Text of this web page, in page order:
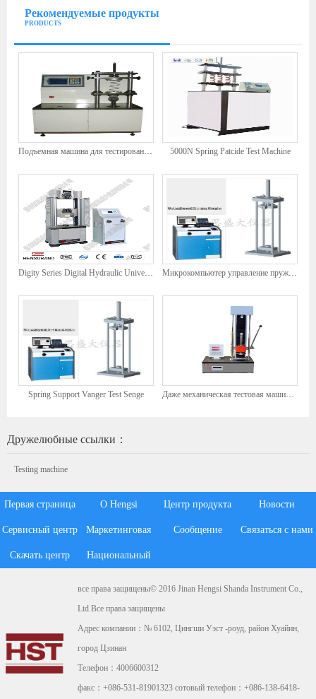
Рекомендуемые продукты
PRODUCTS
Подъемная машина для тестирования на усталость 5000N Spring Patcide Test Machine
Digity Series Digital Hydraulic Universal Testing Machine Микрокомпьютер управление пружинной подсудительной подвеской Универсальная испытательная скамья
Spring Support Vanger Test Senge Даже механическая тестовая машина для тестового натяжения цифрового отображения
Дружелюбные ссылки：
Testing machine
Первая страница О Hengsi Центр продукта Новости
Сервисный центр Маркетинговая
система
Сообщение Связаться с нами
Скачать центр Национальный
все права защищены© 2016 Jinan Hengsi Shanda Instrument Co.,
Ltd.Все права защищены
Адрес компании：№ 6102, Цингши Уэст -роуд, район Хуайин,
город Цзинан
Телефон：4006600312
факс：+086-531-81901323 сотовый телефон：+086-138-6418-